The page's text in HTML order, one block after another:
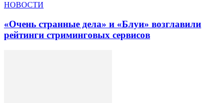
НОВОСТИ
«Очень странные дела» и «Блуи» возглавили
рейтинги стриминговых сервисов